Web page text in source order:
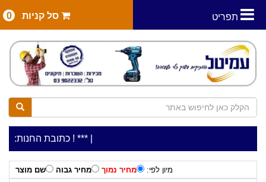
תפריט סל קניות 0
***כתובת החנות: רח' המלאכה 2, ביתן 8 (כניסה מרח' ***כלי עבודה להשכרה בתעריף יומי משתלם ! ***
מיון לפי: מחיר נמוך מחיר גבוה
שם מוצר